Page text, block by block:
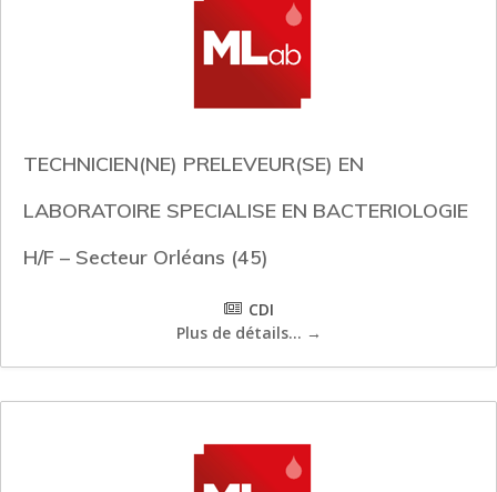
TECHNICIEN(NE) PRELEVEUR(SE) EN
LABORATOIRE SPECIALISE EN BACTERIOLOGIE
H/F – Secteur Orléans (45)
CDI
Plus de détails...